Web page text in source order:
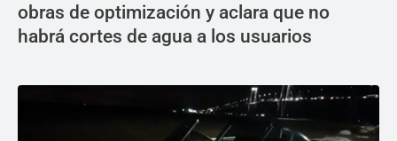
obras de optimización y aclara que no
habrá cortes de agua a los usuarios